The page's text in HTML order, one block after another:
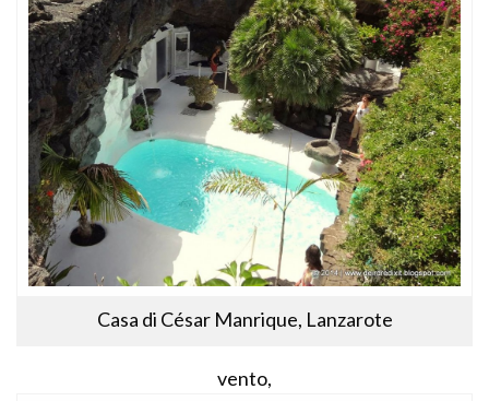
Casa di César Manrique, Lanzarote
vento,